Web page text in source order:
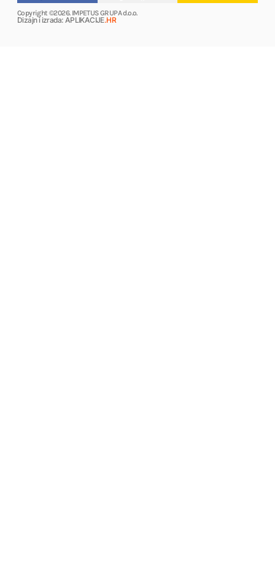
Copyright ©2026. IMPETUS GRUPA d.o.o.
Dizajn i izrada: APLIKACIJE.HR